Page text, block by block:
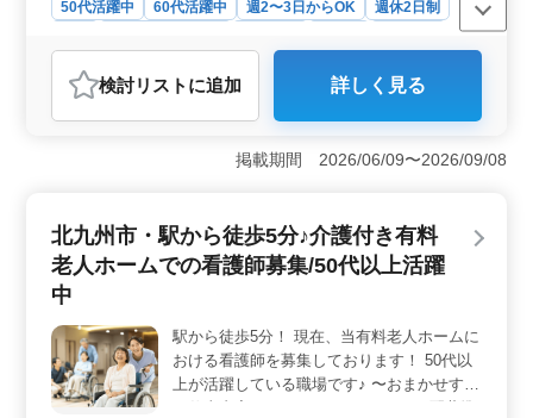
50代活躍中 60代活躍中 週2〜3日からOK
週休2日制
おすすめポイント
＜中高年活躍中・社会保険完備＞ 福祉施設での看護師
業務に経験をお持ちの方、特に中高年の方々に活躍の場
を提供します。バイタルチェックや医療処置、介護職員
やすい環境＞ 安心して長く働ける環境を整えていま
す。社会保険完備で、健康面もサポート、また残業はほ
ぼなく、週休2日制でプライベートも充実させながら、キ
ャリアを築いていくことができます。 ＜経験者歓迎
＞ 多彩な業務を通じて、地域の高齢者の方々の健康を
支えていただける方を求めています。食事や入浴の介助
など、やりがいのある業務があります。経験を活かし
て、福祉の現場での活躍が可能です。
検討リスト に追加 詳しく見る
掲載期間 2026/06/09〜2026/09/08
北九州市・駅から徒歩5分♪介護付き有料
老人ホームでの看護師募集/50代以上活躍
中
駅から徒歩5分！ 現在、当有料老人ホームに
おける看護師を募集しております！ 50代以
上が活躍している職場です♪ 〜おまかせする
お仕事内容〜 ・バイタルチェック ・配薬準